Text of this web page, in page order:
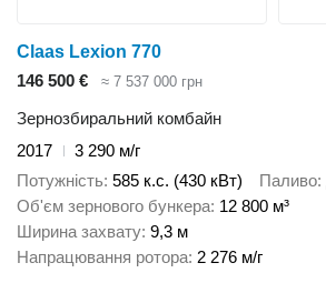
Claas Lexion 770
146 500 €
≈ 7 537 000 грн
Зернозбиральний комбайн
2017
3 290 м/г
Потужність 585 к.с. (430 кВт) Паливо
Об'єм зернового бункера 12 800 м³
Ширина захвату 9,3 м
Напрацювання ротора 2 276 м/г